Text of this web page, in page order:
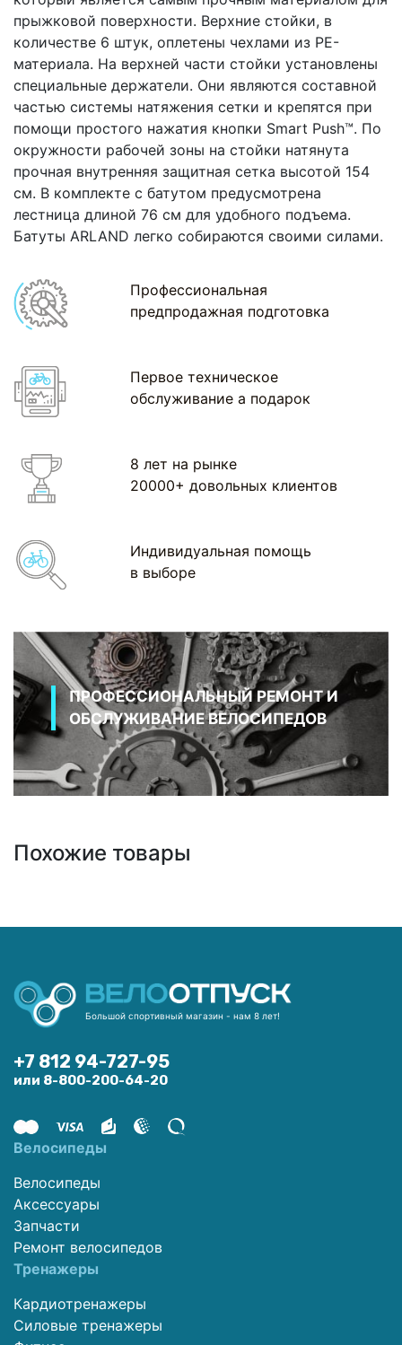
прыжковой поверхности. Верхние стойки, в
количестве 6 штук, оплетены чехлами из PE-
материала. На верхней части стойки установлены
специальные держатели. Они являются составной
частью системы натяжения сетки и крепятся при
помощи простого нажатия кнопки Smart Push™. По
окружности рабочей зоны на стойки натянута
прочная внутренняя защитная сетка высотой 154
см. В комплекте с батутом предусмотрена
лестница длиной 76 см для удобного подъема.
Батуты ARLAND легко собираются своими силами.
Профессиональная
предпродажная подготовка
Первое техническое
обслуживание а подарок
8 лет на рынке
20000+ довольных клиентов
Индивидуальная помощь
в выборе
ПРОФЕССИОНАЛЬНЫЙ РЕМОНТ И
ОБСЛУЖИВАНИЕ ВЕЛОСИПЕДОВ
Похожие товары
Большой спортивный магазин - нам 8 лет!
+7 812 94-727-95
или 8-800-200-64-20
Велосипеды
Велосипеды
Аксессуары
Запчасти
Ремонт велосипедов
Тренажеры
Кардиотренажеры
Силовые тренажеры